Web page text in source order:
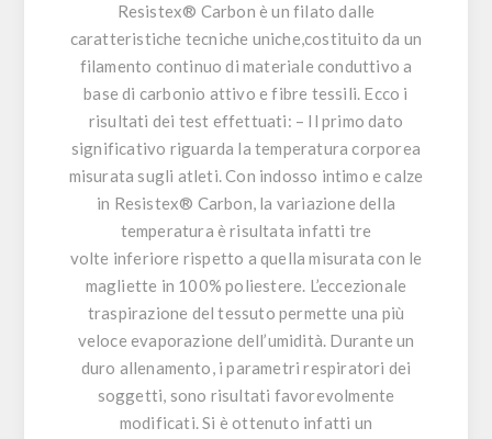
Resistex® Carbon è un filato dalle
caratteristiche tecniche uniche,costituito da un
filamento continuo di materiale conduttivo a
base di carbonio attivo e fibre tessili. Ecco i
risultati dei test effettuati: – Il primo dato
significativo riguarda la temperatura corporea
misurata sugli atleti. Con indosso intimo e calze
in Resistex® Carbon, la variazione della
temperatura è risultata infatti tre
volte inferiore rispetto a quella misurata con le
magliette in 100% poliestere. L’eccezionale
traspirazione del tessuto permette una più
veloce evaporazione dell’umidità. Durante un
duro allenamento, i parametri respiratori dei
soggetti, sono risultati favorevolmente
modificati. Si è ottenuto infatti un